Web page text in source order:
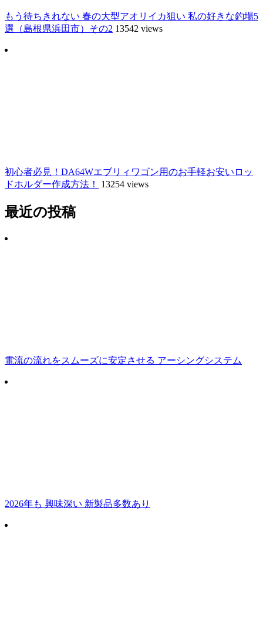
もう待ちきれない 春の大型アオリイカ狙い 私の好きな釣場5
選（島根県浜田市）その2 13542 views
初心者必見！DA64Wエブリィワゴン用のお手軽お安いロッ
ドホルダー作成方法！
13254 views
最近の投稿
電流の流れをスムーズに安定させる アーシングシステム
2026年も 興味深い 新製品多数あり